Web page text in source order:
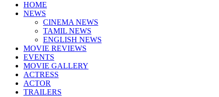
HOME
NEWS
CINEMA NEWS
TAMIL NEWS
ENGLISH NEWS
MOVIE REVIEWS
EVENTS
MOVIE GALLERY
ACTRESS
ACTOR
TRAILERS